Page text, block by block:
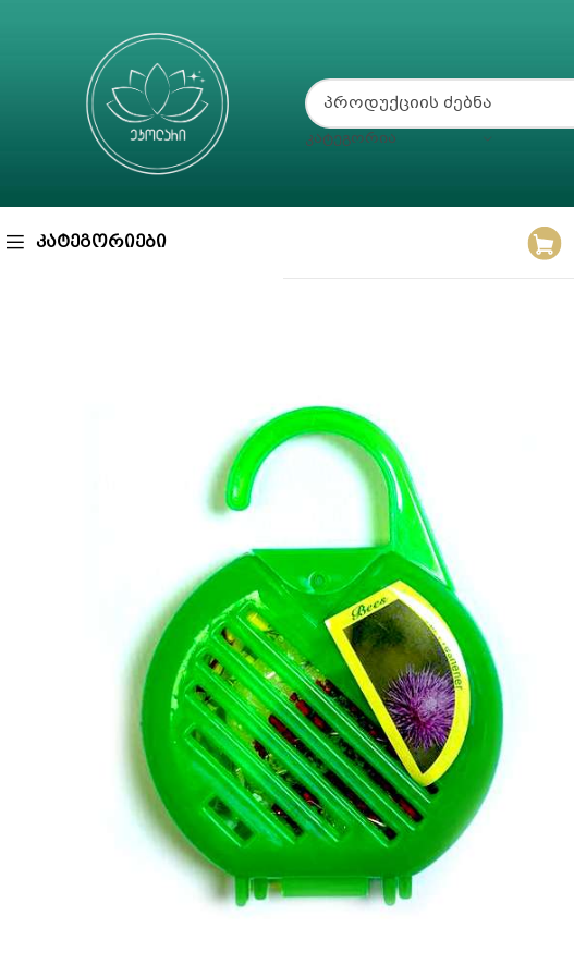
ᲙᲐᲢᲔᲒᲝᲠᲘᲐ
ᲙᲐᲢᲔᲒᲝᲠᲘᲔᲑᲘ